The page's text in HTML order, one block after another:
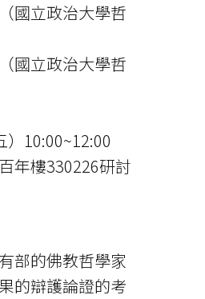
國立政治大學哲
國立政治大學哲
10:00~12:00
年樓330226研討
部的佛教哲學家
的辯護論證的考